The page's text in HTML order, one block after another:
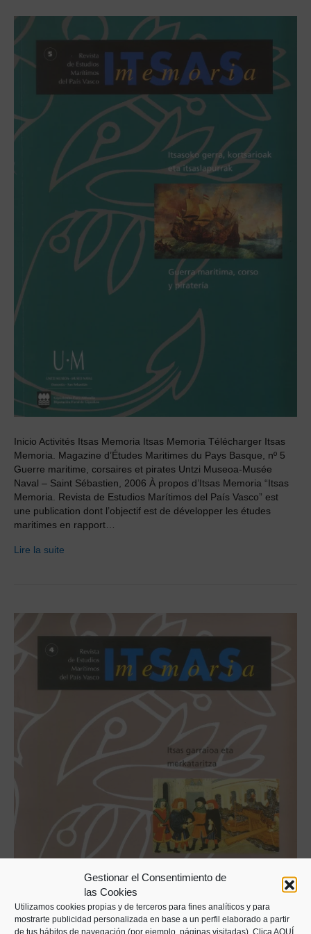
Gestionar el Consentimiento de
las Cookies
Utilizamos cookies propias y de terceros para fines analíticos y para
mostrarte publicidad personalizada en base a un perfil elaborado a partir
de tus hábitos de navegación (por ejemplo, páginas visitadas). Clica AQUÍ
Inicio Activités Itsas Memoria Itsas Memoria Télécharger Itsas
Memoria. Magazine d’Études Maritimes du Pays Basque, nº 5
Guerre maritime, corsaires et pirates Untzi Museoa-Musée
Naval – Saint Sébastien, 2006 À propos d’Itsas Memoria “Itsas
Memoria. Revista de Estudios Marítimos del País Vasco” est
une publication dont l’objectif est de développer les études
maritimes en rapport…
Lire la suite